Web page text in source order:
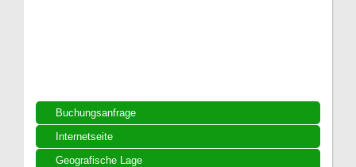
Buchungsanfrage
Internetseite
Geografische Lage